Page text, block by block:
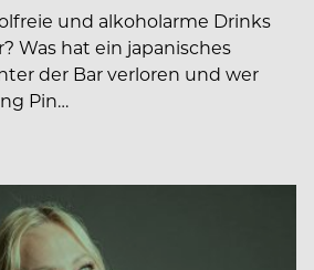
und alkoholarme Drinks
Was hat ein japanisches
der Bar verloren und wer
Pin…